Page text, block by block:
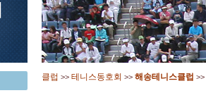
클럽 >> 테니스동호회 >> 해송테니스클럽 >>